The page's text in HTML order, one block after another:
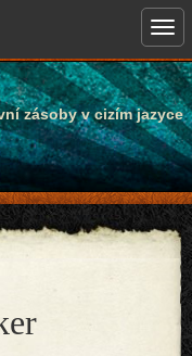
zásoby v cizím jazyce